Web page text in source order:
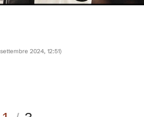
2024, 12:51)